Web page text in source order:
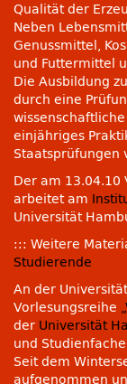
Qualität der
Neben
Genussmittel,
und Futtermittel
Die Ausbildung
durch eine
einjähriges
Staatsprüfungen
Der am 13.04.10
arbeitet am
Universität
::: Weitere
Studierende
An der
Vorlesungsreihe
der Universität
und
Seit dem
aufgenommen